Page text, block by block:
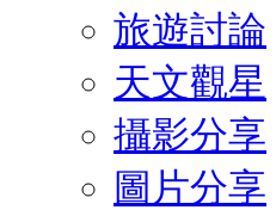
旅遊討論
天文觀星
攝影分享
圖片分享